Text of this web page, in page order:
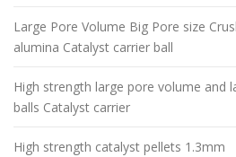
Large Pore Volume Big Pore size
alumina Catalyst carrier ball
High strength large pore volume and
balls Catalyst carrier
High strength catalyst pellets 1.3mm